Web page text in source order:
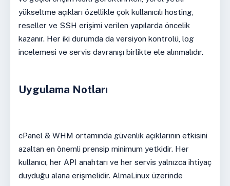
yükseltme açıkları özellikle çok kullanıcılı hosting,
reseller ve SSH erişimi verilen yapılarda öncelik
kazanır. Her iki durumda da versiyon kontrolü, log
incelemesi ve servis davranışı birlikte ele alınmalıdır.
Uygulama Notları
cPanel & WHM ortamında güvenlik açıklarının etkisini
azaltan en önemli prensip minimum yetkidir. Her
kullanıcı, her API anahtarı ve her servis yalnızca ihtiyaç
duyduğu alana erişmelidir. AlmaLinux üzerinde